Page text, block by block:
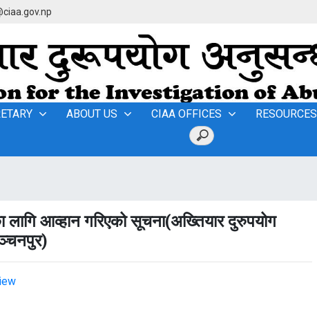
ABOUT US CIAA OFFICES RESOURCES
लागि आव्हान गरिएको सूचना(अख्तियार दुरुपयोग